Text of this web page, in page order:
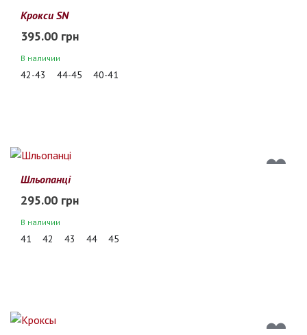
Крокси SN
395.00 грн
В наличии
42-43 44-45 40-41
Шльопанці
295.00 грн
В наличии
41 42 43 44 45